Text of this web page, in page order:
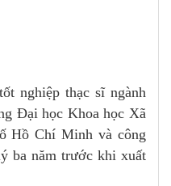
tốt nghiệp thạc sĩ ngành
Đại học Khoa học Xã
Hồ Chí Minh và công
ba năm trước khi xuất